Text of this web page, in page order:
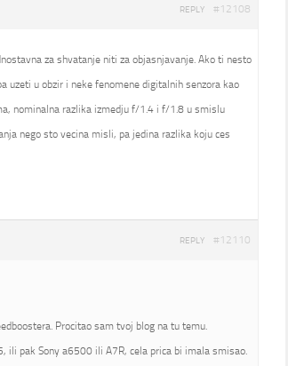
#12108
REPLY
za shvatanje niti za objasnjavanje. Ako ti nesto
uzeti u obzir i neke fenomene digitalnih senzora kao
nominalna razlika izmedju f/1.4 i f/1.8 u smislu
nego sto vecina misli, pa jedina razlika koju ces
#12110
REPLY
Procitao sam tvoj blog na tu temu.
ili pak Sony a6500 ili A7R, cela prica bi imala smisao.